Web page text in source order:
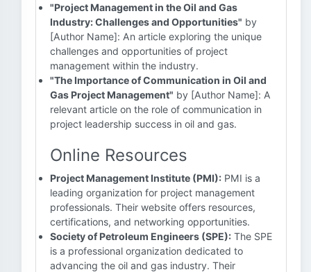
"Project Management in the Oil and Gas
Industry: Challenges and Opportunities" by
[Author Name]: An article exploring the unique
challenges and opportunities of project
management within the industry.
"The Importance of Communication in Oil and
Gas Project Management" by [Author Name]: A
relevant article on the role of communication in
project leadership success in oil and gas.
Online Resources
Project Management Institute (PMI): PMI is a
leading organization for project management
professionals. Their website offers resources,
certifications, and networking opportunities.
Society of Petroleum Engineers (SPE): The SPE
is a professional organization dedicated to
advancing the oil and gas industry. Their